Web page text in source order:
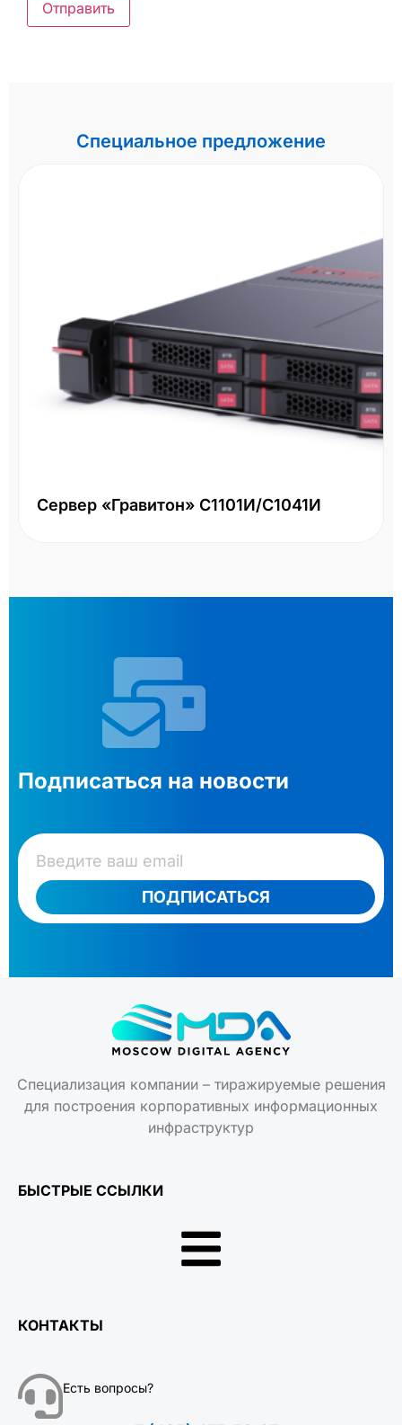
Специальное предложение
Сервер «Гравитон» С1101И/С1041И
Подписаться на новости
ПОДПИСАТЬСЯ
Специализация компании – тиражируемые решения
для построения корпоративных информационных
инфраструктур
БЫСТРЫЕ ССЫЛКИ
КОНТАКТЫ
Есть вопросы?